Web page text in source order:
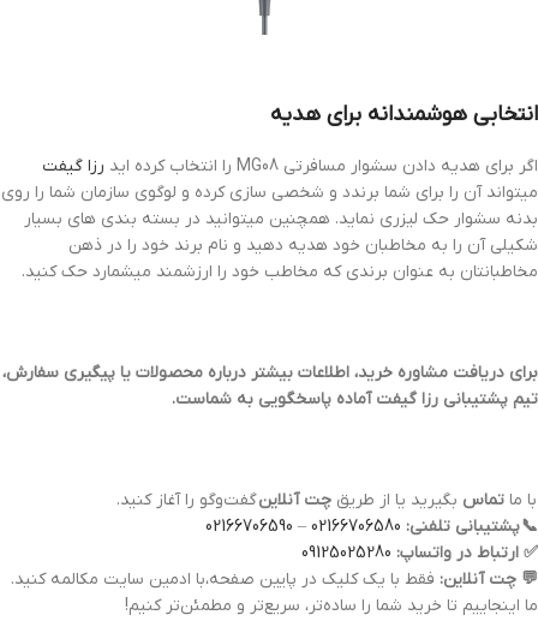
انتخابی هوشمندانه برای هدیه
اگر برای هدیه دادن سشوار مسافرتی MG08 را انتخاب کرده اید
رزا گیفت
میتواند آن را برای شما برندد و شخصی سازی کرده و لوگوی سازمان شما را روی
بدنه سشوار حک لیزری نماید. همچنین میتوانید در بسته بندی های بسیار
شکیلی آن را به مخاطبان خود هدیه دهید و نام برند خود را در ذهن
مخاطبانتان به عنوان برندی که مخاطب خود را ارزشمند میشمارد حک کنید.
برای دریافت مشاوره خرید، اطلاعات بیشتر درباره محصولات یا پیگیری سفارش،
تیم پشتیبانی رزا گیفت آماده پاسخگویی به شماست.
با ما تماس بگیرید یا از طریق چت آنلاینگفت‌وگو را آغاز کنید.
📞پشتیبانی تلفنی: 02166706580
–
02166706590
✅ ارتباط در واتساپ: 09125025280
💬 چت آنلاین: فقط با یک کلیک در پایین صفحه،با ادمین سایت مکالمه کنید.
ما اینجاییم تا خرید شما را ساده‌تر، سریع‌تر و مطمئن‌تر کنیم!